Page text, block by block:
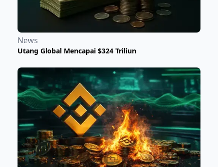
News
Utang Global Mencapai $324 Triliun